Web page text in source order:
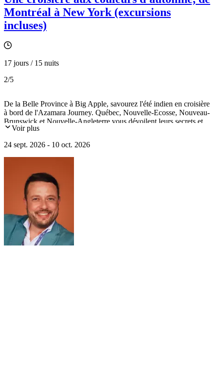
Montréal à New York (excursions
incluses)
17 jours / 15 nuits
2/5
De la Belle Province à Big Apple, savourez l'été indien en croisière
à bord de l'Azamara Journey. Québec, Nouvelle-Ecosse, Nouveau-
Brunswick et Nouvelle-Angleterre vous dévoilent leurs secrets et
traditions au fil de l'eau. Immersion dans la culture Innue et dans la
hydroélectrique Jean-Lesage. Découverte de la baie de Fundy,
Lunenburg, classé à l'UNESCO, Halifax, Martha's Vineyard,
Voir plus
24 sept. 2026 - 10 oct. 2026